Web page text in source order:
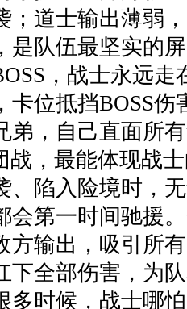
；道士输出薄弱
是队伍最坚实的
，战士永远走
卡位抵挡BOSS伤
弟，自己直面所
战，最能体现战
、陷入险境时，
会第一时间驰援
方输出，吸引所
下全部伤害，为
多时候，战士哪